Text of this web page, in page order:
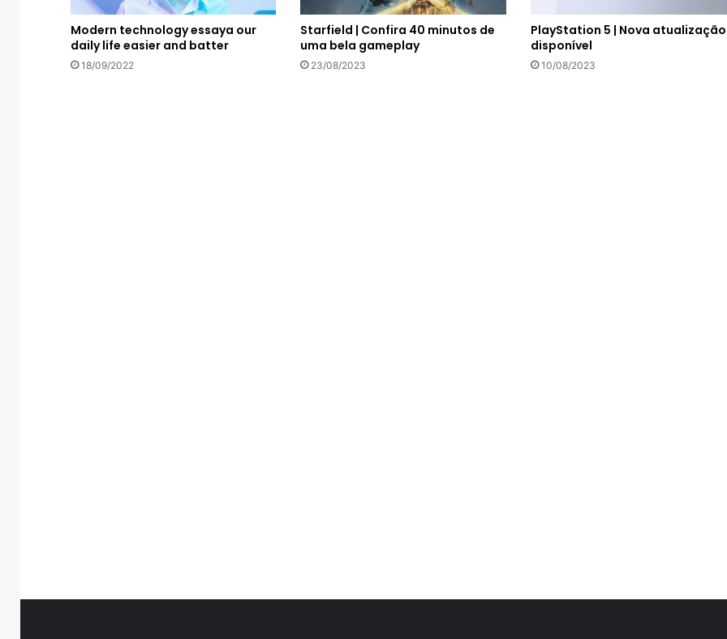
Modern technology essaya our
daily life easier and batter
18/09/2022
Starfield | Confira 40 minutos de
uma bela gameplay
23/08/2023
PlayStation 5 | Nova atualização
disponível
10/08/2023